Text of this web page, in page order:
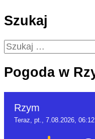
Szukaj
Szukaj:
Pogoda w